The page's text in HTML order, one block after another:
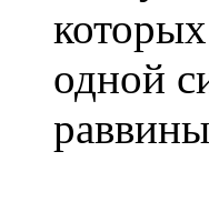
одной